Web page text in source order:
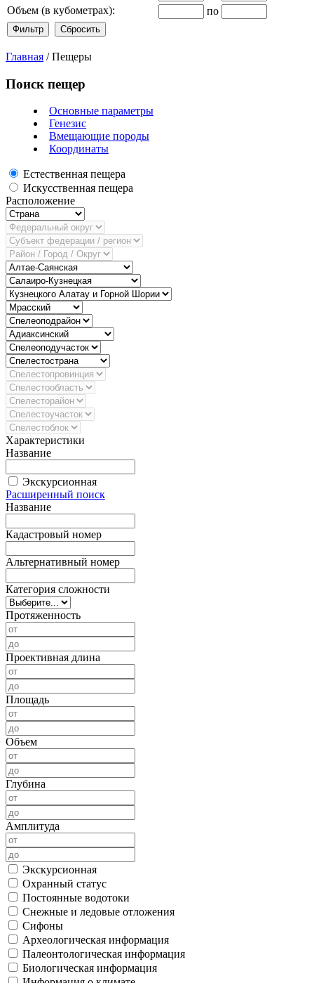
Объем (в кубометрах):
по
Главная / Пещеры
Поиск пещер
Основные параметры
Генезис
Вмещающие породы
Координаты
Естественная пещера
Искусственная пещера
Расположение
Характеристики
Название
Экскурсионная
Расширенный поиск
Название
Кадастровый номер
Альтернативный номер
Категория сложности
Протяженность
Проективная длина
Площадь
Объем
Глубина
Амплитуда
Экскурсионная
Охранный статус
Постоянные водотоки
Снежные и ледовые отложения
Сифоны
Археологическая информация
Палеонтологическая информация
Биологическая информация